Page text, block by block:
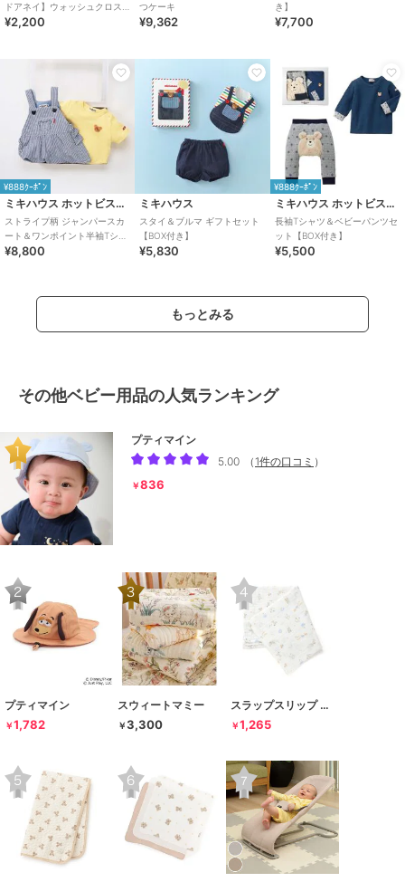
ドアネイ】ウォッシュクロス/3
枚
¥2,200
つケーキ
¥9,362
き】
¥7,700
¥888ｸｰﾎﾟﾝ
ミキハウス ホットビスケッツ
ストライプ柄 ジャンパースカ
ート＆ワンポイント半袖Tシャ
ツセット【BOX付き】
¥8,800
ミキハウス
スタイ＆ブルマ ギフトセット
【BOX付き】
¥5,830
¥888ｸｰﾎﾟﾝ
ミキハウス ホットビスケッツ
長袖Tシャツ＆ベビーパンツセ
ット【BOX付き】
¥5,500
もっとみる
その他ベビー用品の人気ランキング
プティマイン
5.00
（ 1件の口コミ ）
￥836
プティマイン
￥1,782
スウィートマミー
￥3,300
スラップスリップ ベビー
￥1,265